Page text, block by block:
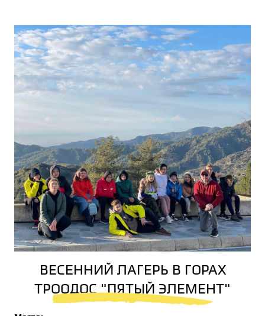
ВЕСЕННИЙ ЛАГЕРЬ В ГОРАХ
ТРООДОС "ПЯТЫЙ ЭЛЕМЕНТ"